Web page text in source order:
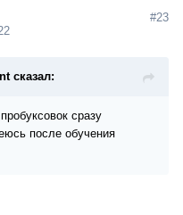
#23
сказал:
сразу
после обучения